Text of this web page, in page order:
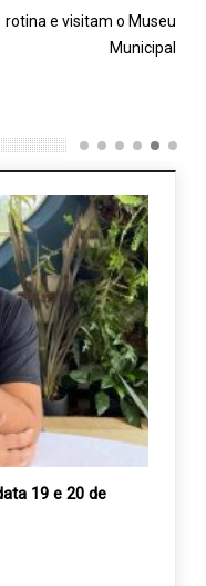
rotina e visitam o Museu
Municipal
19 e 20 de